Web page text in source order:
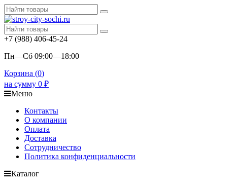
+7 (988) 406-45-24
Пн—Сб 09:00—18:00
Корзина (0)
на сумму 0 ₽
Меню
Контакты
О компании
Оплата
Доставка
Сотрудничество
Политика конфиденциальности
Каталог